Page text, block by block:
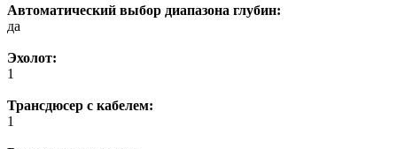
Автоматический выбор диапазона глубин:
да
Эхолот:
1
Трансдюсер с кабелем:
1